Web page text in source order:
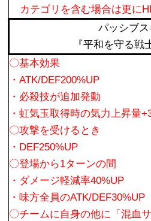
カテゴリを含む場合は更に
パッシブ
『平和を守る戦
〇基本効果
・ATK/DEF200%UP
・必殺技が追加発動
・虹気玉取得時の気力上昇量
〇攻撃を受けるとき
・DEF250%UP
〇登場から1ターンの間
・ダメージ軽減率40%UP
・味方全員のATK/DEF30%UP
〇チームに自身の他に「混血